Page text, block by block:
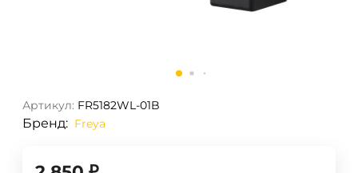
Артикул: FR5182WL-01B
Бренд: Freya